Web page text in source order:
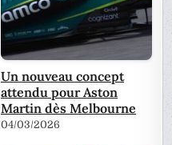
Un nouveau concept
attendu pour Aston
Martin dès Melbourne
04/03/2026